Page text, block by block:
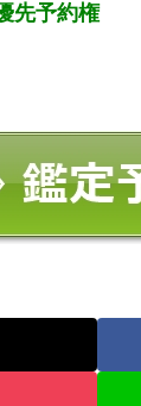
先予約権